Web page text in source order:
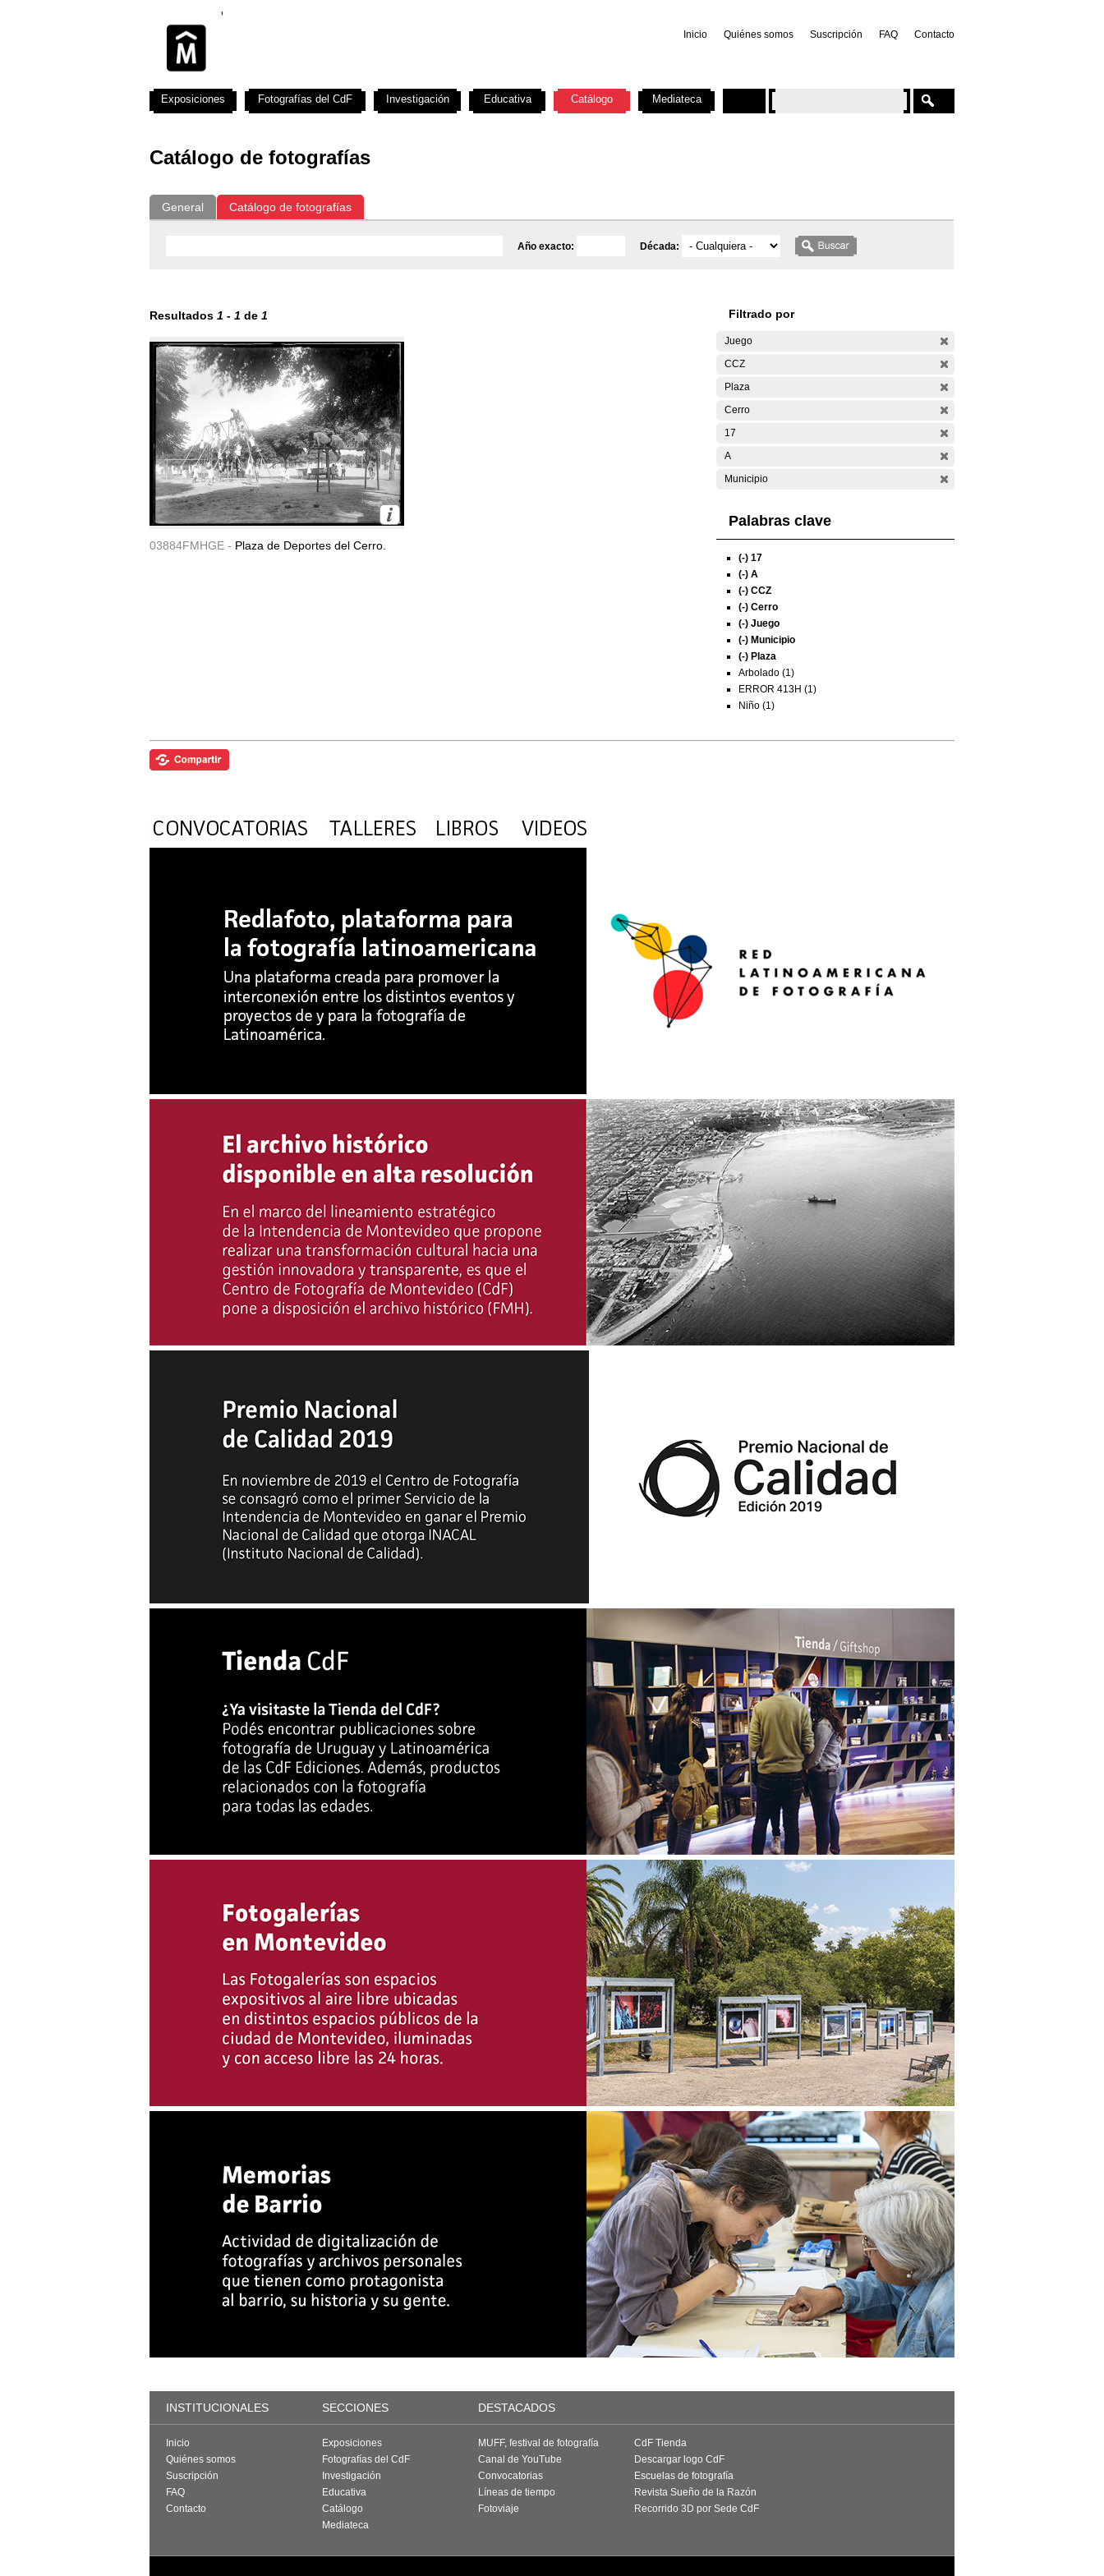
Inicio Quiénes somos Suscripción FAQ Contacto
Catálogo de fotografías
General Catálogo de fotografías
Año exacto: Década:
Resultados 1 - 1 de 1
03884FMHGE - Plaza de Deportes del Cerro.
Filtrado por
Juego
CCZ
Plaza
Cerro
17
A
Municipio
Palabras clave
(-) 17
(-) A
(-) CCZ
(-) Cerro
(-) Juego
(-) Municipio
(-) Plaza
Arbolado (1)
ERROR 413H (1)
Niño (1)
Exposiciones Fotografías del CdF Investigación Educativa Catálogo Mediateca
INSTITUCIONALES SECCIONES DESTACADOS
Inicio
Quiénes somos
Suscripción
FAQ
Contacto
Exposiciones
Fotografías del CdF
Investigación
Educativa
Catálogo
Mediateca
MUFF, festival de fotografía
Canal de YouTube
Convocatorias
Líneas de tiempo
Fotoviaje
CdF Tienda
Descargar logo CdF
Escuelas de fotografía
Revista Sueño de la Razón
Recorrido 3D por Sede CdF